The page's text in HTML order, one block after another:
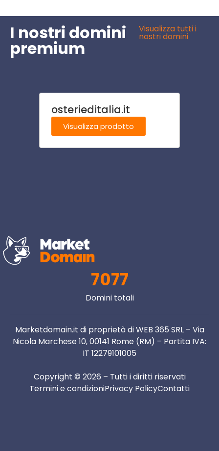
I nostri domini
premium
Visualizza tutti i
nostri domini
osterieditalia.it
Visualizza prodotto
7077
Domini totali
Marketdomain.it di proprietà di WEB 365 SRL – Via
Nicola Marchese 10, 00141 Rome (RM) – Partita IVA:
IT 12279101005
Copyright © 2026 – Tutti i diritti riservati
Termini e condizioniPrivacy PolicyContatti